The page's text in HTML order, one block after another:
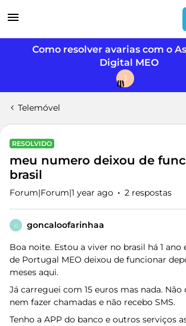
Como resolver avarias com o
Digital MEO
J
Telemóvel
RESOLVIDO
meu numero deixou de
brasil
Forum|Forum|1 year ago 2 respostas
G goncaloofarinhaa
Boa noite. Estou a viver no brasil há 1
de Portugal MEO deixou de funcionar
meses aqui.
Já carreguei com 15 euros mas nada.
nem fazer chamadas e não recebo SMS.
Tenho a APP do banco e outros serviços